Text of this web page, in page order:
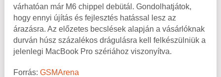
várhatóan már M6 chippel debütál. Gondolhatjátok,
hogy ennyi újítás és fejlesztés hatással lesz az
árazásra. Az előzetes becslések alapján a vásárlóknak
durván húsz százalékos drágulásra kell felkészülniük a
jelenlegi MacBook Pro szériához viszonyítva.
Forrás: GSMArena